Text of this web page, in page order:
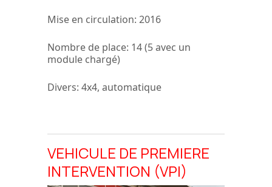
Mise en circulation: 2016
Nombre de place: 14 (5 avec un
module chargé)
Divers: 4x4, automatique
VEHICULE DE PREMIERE
INTERVENTION (VPI)